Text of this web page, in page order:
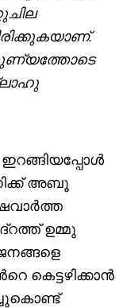
അബൂ
ഉമ്മു
കെട്ടഴിക്കാൻ